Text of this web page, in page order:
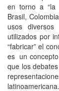
en torno a “la
Brasil,
usos
utilizados por
“fabricar” el
es un
que los